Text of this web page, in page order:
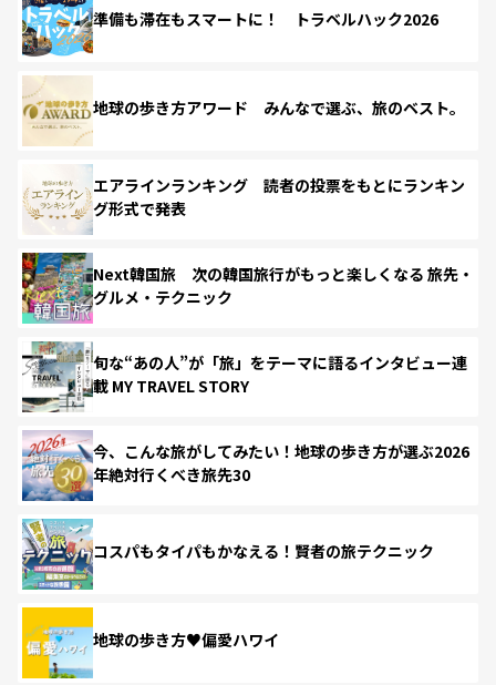
準備も滞在もスマートに！ トラベルハック2026
地球の歩き方アワード みんなで選ぶ、旅のベスト。
エアラインランキング 読者の投票をもとにランキン
グ形式で発表
Next韓国旅 次の韓国旅行がもっと楽しくなる 旅先・
グルメ・テクニック
旬な“あの人”が「旅」をテーマに語るインタビュー連
載 MY TRAVEL STORY
今、こんな旅がしてみたい！地球の歩き方が選ぶ2026
年絶対行くべき旅先30
コスパもタイパもかなえる！賢者の旅テクニック
地球の歩き方♥偏愛ハワイ